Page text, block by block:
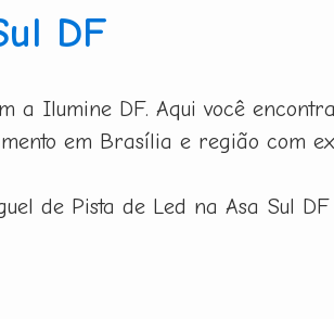
DF
a Ilumine DF. Aqui você
em Brasília e região com
de Pista de Led na Asa Sul